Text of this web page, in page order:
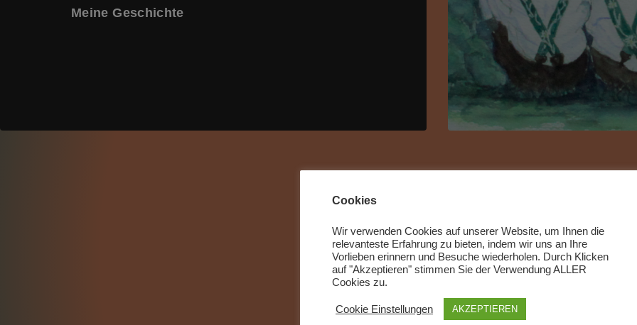
Meine Geschichte
Christiane Irene Elisabeth Ocker
40er Jahre Umzug nach München
die Grundschule
50er Jahre Schulabschluss und
Textilindustrie in Reutlingen mit
Cookies
Wir verwenden Cookies auf unserer Website, um Ihnen die
relevanteste Erfahrung zu bieten, indem wir uns an Ihre
Vorlieben erinnern und Besuche wiederholen. Durch Klicken
auf "Akzeptieren" stimmen Sie der Verwendung ALLER
Cookies zu.
Cookie Einstellungen AKZEPTIEREN